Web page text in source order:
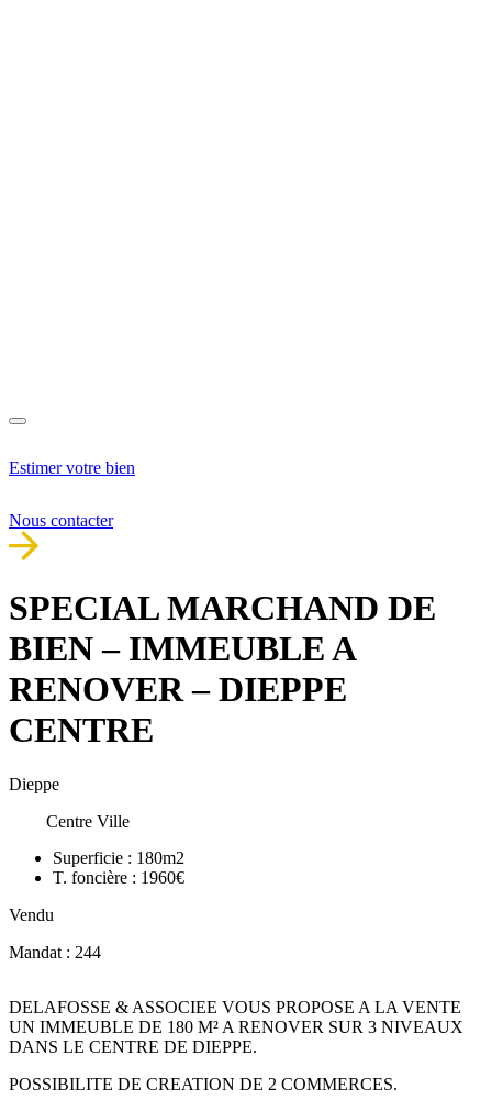
Estimer votre bien
Nous contacter
SPECIAL MARCHAND DE
BIEN – IMMEUBLE A
RENOVER – DIEPPE
CENTRE
Dieppe
Centre Ville
Superficie : 180m2
T. foncière : 1960€
Vendu
Mandat : 244
DELAFOSSE & ASSOCIEE VOUS PROPOSE A LA VENTE
UN IMMEUBLE DE 180 M² A RENOVER SUR 3 NIVEAUX
DANS LE CENTRE DE DIEPPE.
POSSIBILITE DE CREATION DE 2 COMMERCES.